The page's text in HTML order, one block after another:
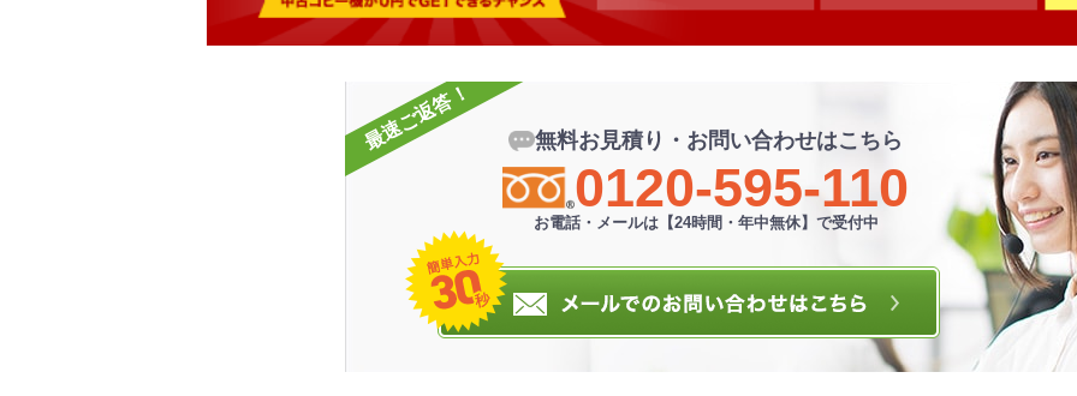
単
見
最速ご返答！ 無料お見積り・お問い合わせはこちら
0120-595-110
お電話・メールは【24時間・年中無休】で受付中